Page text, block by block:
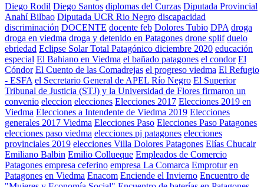
Diego Rodil Diego Santos diplomas del Curzas Diputada Provincial
Anahí Bilbao Diputada UCR Rio Negro discapacidad
discriminación DOCENTE docente feb Dolores Tubio DPA droga
droga en viedma droga y detenido en Patagones drone splif duelo
ebriedad Eclipse Solar Total Patagónico diciembre 2020 educación
especial El Bahiano en Viedma el bañado patagones el condor El
Cóndor El Cuento de las Comadrejas el progreso viedma El Refugio
- ESFA el Secretario General de APEL Río Negro El Superior
Tribunal de Justicia (STJ) y la Universidad de Flores firmaron un
convenio eleccion elecciones Elecciones 2017 Elecciones 2019 en
Viedma Elecciones a Intendente de Viedma 2019 Elecciones
generales 2017 Viedma Elecciones Paso Elecciones Paso Patagones
elecciones paso viedma elecciones pj patagones elecciones
provinciales 2019 elecciones Villa Dolores Patagones Elías Chucair
Emiliano Balbin Emilio Collueque Empleados de Comercio
Patagones empresa ceferino empresa La Comarca Emprotur en
Patagones en Viedma Enacom Enciende el Invierno Encuentro de